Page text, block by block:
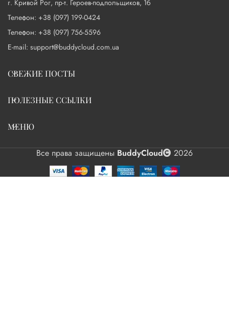
г. Кривой Рог, пр-т. Героев-подпольщиков, 1б
Телефон: +38 (097) 199-0424
Телефон: +38 (097) 756-5596
E-mail: support@buddycloud.com.ua
СВЕЖИЕ ПОСТЫ
ПОЛЕЗНЫЕ ССЫЛКИ
МЕНЮ
Все права защищены BuddyCloud 2026